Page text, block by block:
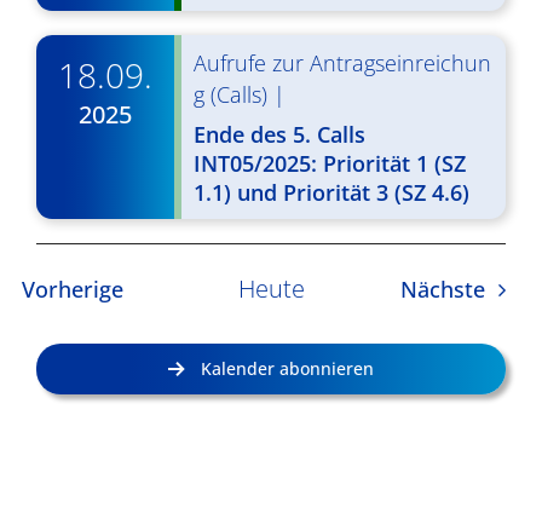
18.09.
2025
Aufrufe zur Antragseinreichun
g (Calls) |
Ende des 5. Calls
INT05/2025: Priorität 1 (SZ
1.1) und Priorität 3 (SZ 4.6)
VorherigeVeranstaltungen
Heute Nächste
Kalender abonnieren